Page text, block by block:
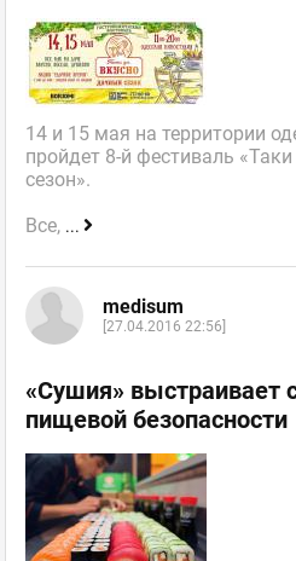
14 и 15 мая на территории
пройдет 8-й фестиваль
сезон».
Все, ...
medisum
[27.04.2016 22:56]
«Сушия» выстраивает
пищевой безопасности